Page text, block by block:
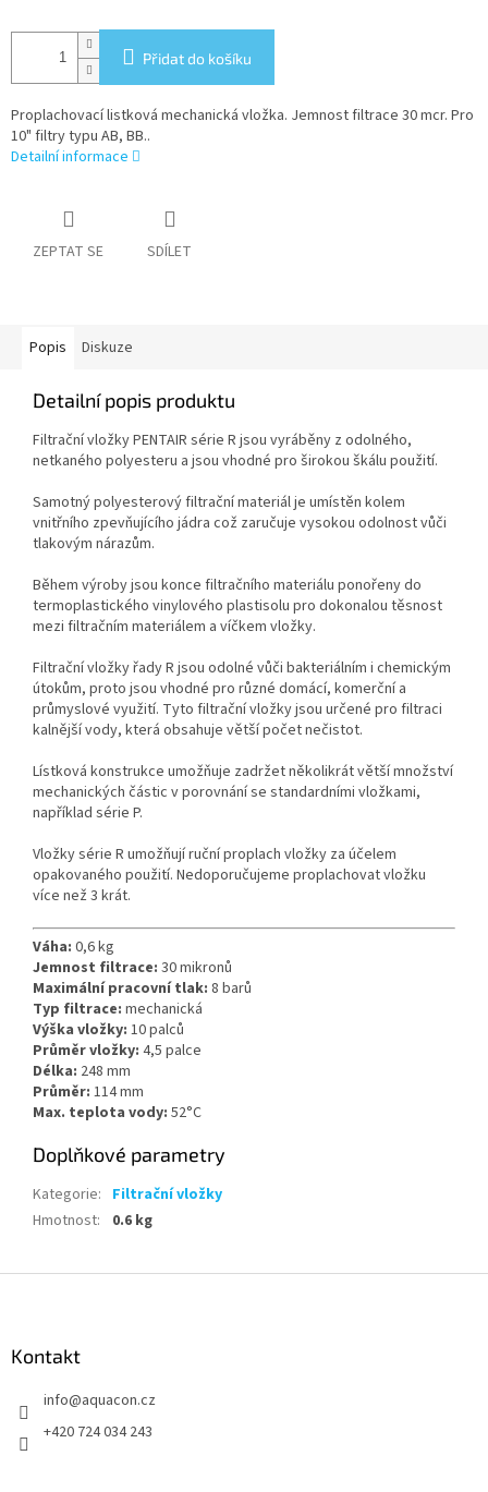
Přidat do košíku
Proplachovací listková mechanická vložka. Jemnost filtrace 30 mcr. Pro
10" filtry typu AB, BB..
Detailní informace
ZEPTAT SE SDÍLET
Popis Diskuze
Detailní popis produktu
Filtrační vložky PENTAIR série R jsou vyráběny z odolného,
netkaného polyesteru a jsou vhodné pro širokou škálu použití.
Samotný polyesterový filtrační materiál je umístěn kolem
vnitřního zpevňujícího jádra což zaručuje vysokou odolnost vůči
tlakovým nárazům.
Během výroby jsou konce filtračního materiálu ponořeny do
termoplastického vinylového plastisolu pro dokonalou těsnost
mezi filtračním materiálem a víčkem vložky.
Filtrační vložky řady R jsou odolné vůči bakteriálním i chemickým
útokům, proto jsou vhodné pro různé domácí, komerční a
průmyslové využití. Tyto filtrační vložky jsou určené pro filtraci
kalnější vody, která obsahuje větší počet nečistot.
Lístková konstrukce umožňuje zadržet několikrát větší množství
mechanických částic v porovnání se standardními vložkami,
například série P.
Vložky série R umožňují ruční proplach vložky za účelem
opakovaného použití. Nedoporučujeme proplachovat vložku
více než 3 krát.
Váha: 0,6 kg
Jemnost filtrace: 30 mikronů
Maximální pracovní tlak: 8 barů
Typ filtrace: mechanická
Výška vložky: 10 palců
Průměr vložky: 4,5 palce
Délka: 248 mm
Průměr: 114 mm
Max. teplota vody: 52°C
Doplňkové parametry
Kategorie: Filtrační vložky
Hmotnost: 0.6 kg
Kontakt
info@aquacon.cz
+420 724 034 243